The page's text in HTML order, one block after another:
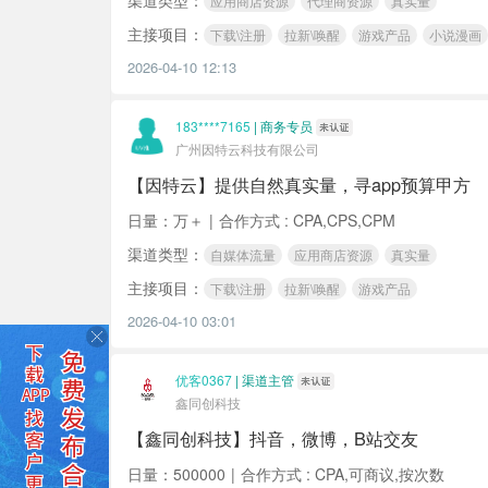
主接项目： 下载\注册 拉新\唤醒 游戏产品 小说漫画
2026-04-10 12:13
183****7165 | 商务专员
广州因特云科技有限公司
【因特云】提供自然真实量，寻app预算甲方
日量：万＋ | 合作方式 : CPA,CPS,CPM
渠道类型：
自媒体流量 应用商店资源 真实量
主接项目： 下载\注册 拉新\唤醒 游戏产品
2026-04-10 03:01
优客0367 | 渠道主管
鑫同创科技
【鑫同创科技】抖音，微博，B站交友
日量：500000 | 合作方式 : CPA,可商议,按次数